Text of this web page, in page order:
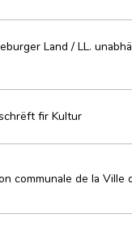
Land / LL.
fir Kultur
communale de la Ville